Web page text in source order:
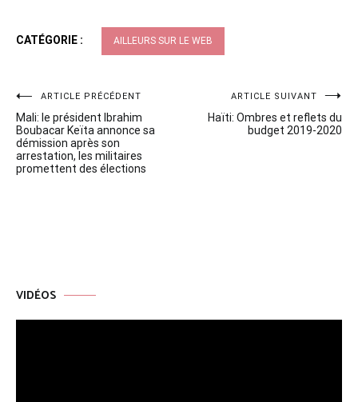
CATÉGORIE : AILLEURS SUR LE WEB
Navigation
de
l’article
ARTICLE PRÉCÉDENT
Mali: le président Ibrahim
Boubacar Keïta annonce sa
démission après son
arrestation, les militaires
promettent des élections
ARTICLE SUIVANT
Haïti: Ombres et reflets du
budget 2019-2020
VIDÉOS